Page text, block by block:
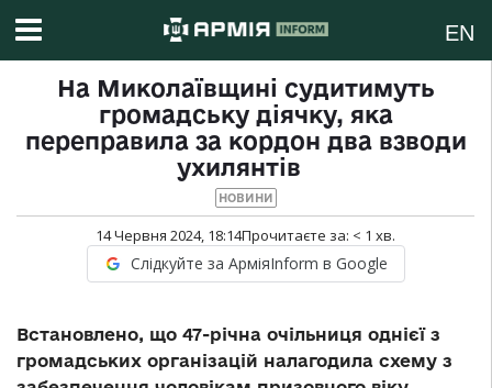
EN
На Миколаївщині судитимуть
громадську діячку, яка
переправила за кордон два взводи
ухилянтів
НОВИНИ
14 Червня 2024, 18:14Прочитаєте за: < 1 хв.
Слідкуйте за АрміяInform в Google
Встановлено, що 47-річна очільниця однієї з
громадських організацій налагодила схему з